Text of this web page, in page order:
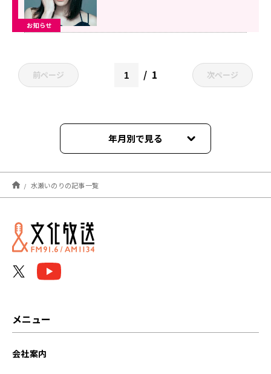
お知らせ
前ページ 1 次ページ
年月別で見る
2026年07月
2026年04月
2026年03月
水瀬いのりの記事一覧
メニュー
会社案内